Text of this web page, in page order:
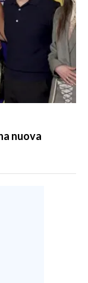
nuova